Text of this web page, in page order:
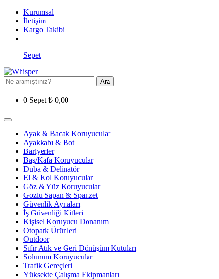
Kurumsal
İletişim
Kargo Takibi
Sepet
Ara
0 Sepet ₺ 0,00
Ayak & Bacak Koruyucular
Ayakkabı & Bot
Bariyerler
Baş/Kafa Koruyucular
Duba & Delinatör
El & Kol Koruyucular
Göz & Yüz Koruyucular
Gözlü Sapan & Spanzet
Güvenlik Aynaları
İş Güvenliği Kitleri
Kişisel Koruyucu Donanım
Otopark Ürünleri
Outdoor
Sıfır Atık ve Geri Dönüşüm Kutuları
Solunum Koruyucular
Trafik Gereçleri
Yüksekte Çalışma Ekipmanları